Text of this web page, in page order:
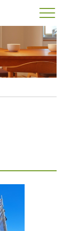
メニュー